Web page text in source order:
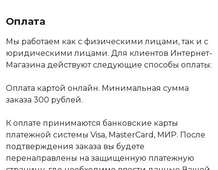
Оплата
Мы работаем как с физическими лицами, так и с
юридическими лицами. Для клиентов Интернет-
Магазина действуют следующие способы оплаты:
Оплата картой онлайн. Минимальная сумма
заказа 300 рублей.
К оплате принимаются банковские карты
платежной системы Visa, MasterCard, МИР. После
подтверждения заказа вы будете
перенаправлены на защищенную платежную